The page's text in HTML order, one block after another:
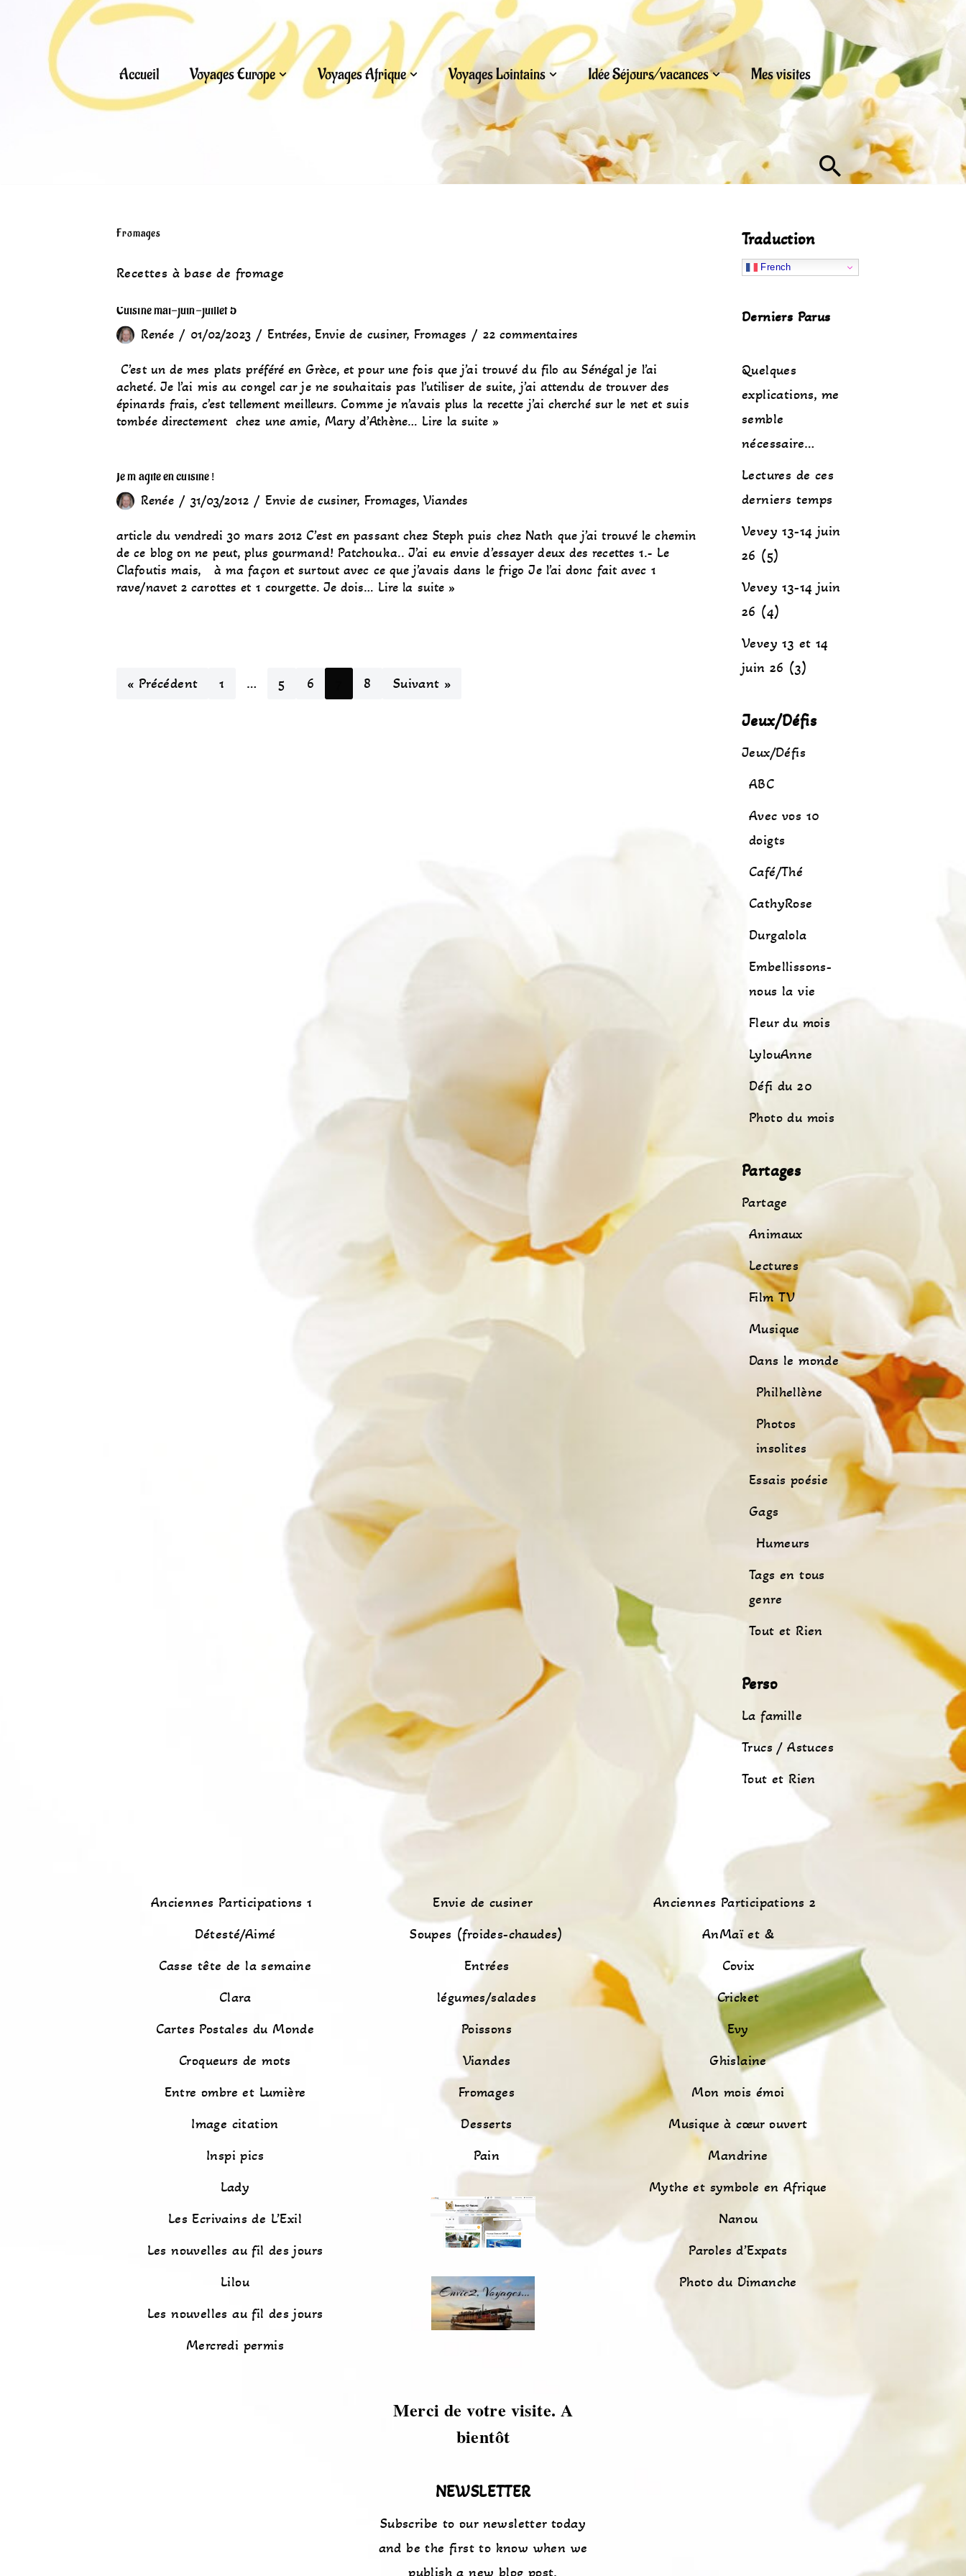
contenu
Accueil Voyages Europe Voyages Afrique Voyages Lointains Idée Séjours/vacances Mes visites
Fromages
Recettes à base de fromage
Cuisine mai-juin-juillet 5
Renée 01/02/2023 Entrées, Envie de cusiner, Fromages 22 commentaires
C’est un de mes plats préféré en Grèce, et pour une fois que j’ai trouvé du filo au Sénégal je l’ai
acheté. Je l’ai mis au congel car je ne souhaitais pas l’utiliser de suite, j’ai attendu de trouver des
épinards frais, c’est tellement meilleurs. Comme je n’avais plus la recette j’ai cherché sur le net et suis
tombée directement chez une amie, Mary d’Athène… Lire la suite »
Je m’agite en cuisine !
Renée 31/03/2012 Envie de cusiner, Fromages, Viandes
article du vendredi 30 mars 2012 C’est en passant chez Steph puis chez Nath que j’ai trouvé le chemin
de ce blog on ne peut, plus gourmand! Patchouka.. J’ai eu envie d’essayer deux des recettes 1.- Le
Clafoutis mais, à ma façon et surtout avec ce que j’avais dans le frigo Je l’ai donc fait avec 1
rave/navet 2 carottes et 1 courgette. Je dois… Lire la suite »
« Précédent 1 … 5 6 8 Suivant »
Traduction
French
Derniers Parus
Quelques
explications, me
semble
nécessaire…
Lectures de ces
derniers temps
Vevey 13-14 juin
26 (5)
Vevey 13-14 juin
26 (4)
Vevey 13 et 14
juin 26 (3)
Jeux/Défis
Jeux/Défis
ABC
Avec vos 10
doigts
Café/Thé
CathyRose
Durgalola
Embellissons-
nous la vie
Fleur du mois
LylouAnne
Défi du 20
Photo du mois
Partages
Partage
Animaux
Lectures
Film TV
Musique
Dans le monde
Philhellène
Photos
insolites
Essais poésie
Gags
Humeurs
Tags en tous
genre
Tout et Rien
Perso
La famille
Trucs / Astuces
Tout et Rien
Anciennes Participations 1
Détesté/Aimé
Casse tête de la semaine
Clara
Cartes Postales du Monde
Croqueurs de mots
Entre ombre et Lumière
Image citation
Inspi pics
Lady
Les Ecrivains de L’Exil
Les nouvelles au fil des jours
Lilou
Les nouvelles au fil des jours
Mercredi permis
Envie de cusiner
Soupes (froides-chaudes)
Entrées
légumes/salades
Poissons
Viandes
Fromages
Desserts
Pain
Anciennes Participations 2
AnMaï et &
Covix
Cricket
Evy
Ghislaine
Mon mois émoi
Musique à cœur ouvert
Mandrine
Mythe et symbole en Afrique
Nanou
Paroles d’Expats
Photo du Dimanche
Merci de votre visite. A
bientôt
NEWSLETTER
Subscribe to our newsletter today
and be the first to know when we
publish a new blog post.